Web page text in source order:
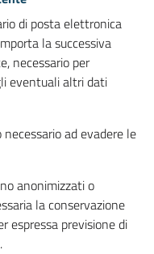
di posta elettronica
la successiva
necessario per
eventuali altri dati
ad evadere le
anonimizzati o
la conservazione
espressa previsione di